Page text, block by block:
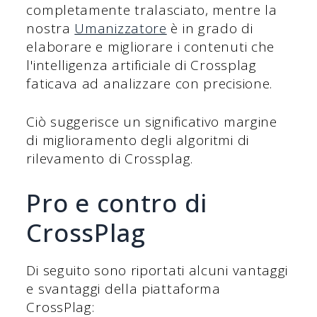
completamente tralasciato, mentre la
nostra Umanizzatore è in grado di
elaborare e migliorare i contenuti che
l'intelligenza artificiale di Crossplag
faticava ad analizzare con precisione.
Ciò suggerisce un significativo margine
di miglioramento degli algoritmi di
rilevamento di Crossplag.
Pro e contro di
CrossPlag
Di seguito sono riportati alcuni vantaggi
e svantaggi della piattaforma
CrossPlag: